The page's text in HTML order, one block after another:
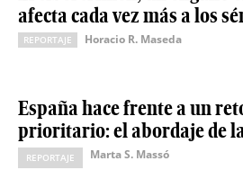
afecta cada vez más a los
REPORTAJE Horacio R. Maseda
España hace frente a un
prioritario: el abordaje de
REPORTAJE Marta S. Massó